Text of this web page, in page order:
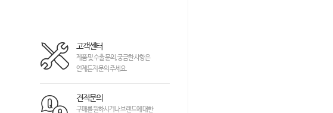
고객센터
제품 및 수출 문의, 궁금한 사항은
언제든지 문의 주세요.
견적문의
구매를 원하시거나 브랜드에 대한